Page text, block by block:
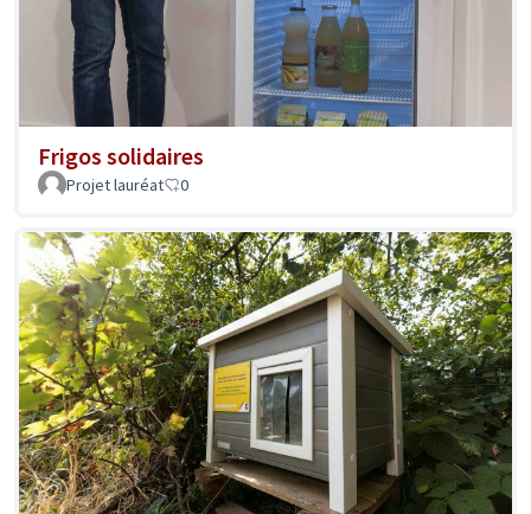
Frigos solidaires
Projet lauréat 0